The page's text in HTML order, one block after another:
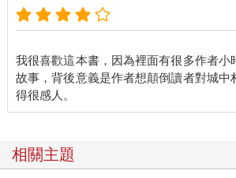
我很喜歡這本書，因為裡面有很多作者小
故事，背後意義是作者想顛倒讀者對城中
相關主題